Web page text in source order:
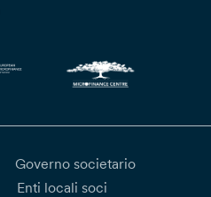
Governo societario
Enti locali soci